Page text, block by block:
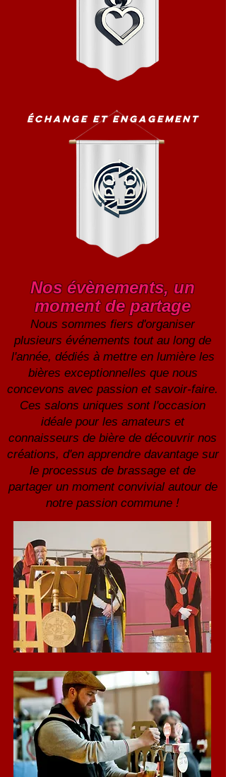
échange et engagement
Nos évènements, un
moment de partage
Nous sommes fiers d'organiser
plusieurs événements tout au long de
l'année, dédiés à mettre en lumière les
bières exceptionnelles que nous
concevons avec passion et savoir-faire.
Ces salons uniques sont l'occasion
idéale pour les amateurs et
connaisseurs de bière de découvrir nos
créations, d'en apprendre davantage sur
le processus de brassage et de
partager un moment convivial autour de
notre passion commune !